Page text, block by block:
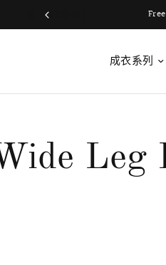
成衣系列
Leg